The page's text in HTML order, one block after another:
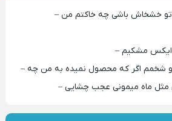
تو خشخاش باشی چه خاکتم من –
ایکس مشکیم –
شخمم اگر که محصول نمیده به من چه –
مثل ماه میمونی عجب چشایی –